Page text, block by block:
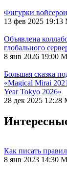
Фигурки
13 фев 2025 19:13
Объявлена
глобального
8 янв 2026 19:00
Большая сказка
«Magical Mirai
Year Tokyo 2026»
28 дек 2025 12:28
Как писать
8 янв 2023 14:30